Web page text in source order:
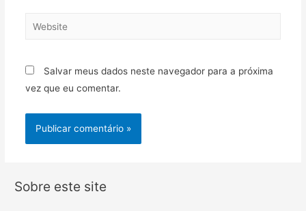
Salvar meus dados neste navegador para a próxima
vez que eu comentar.
Sobre este site